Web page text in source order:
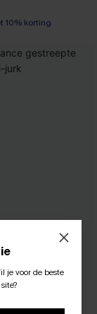
10% korting
je voor de beste